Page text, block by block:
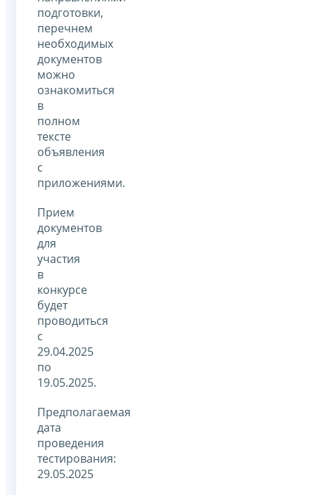
подготовки,
перечнем
необходимых
документов
можно
ознакомиться
в
полном
тексте
объявления
с
приложениями.
Прием
документов
для
участия
в
конкурсе
будет
проводиться
с
29.04.2025
по
19.05.2025.
Предполагаемая
дата
проведения
тестирования:
29.05.2025